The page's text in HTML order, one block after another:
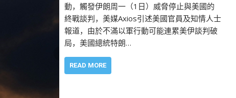
動，觸發伊朗周一（1日）威脅停止與美國的
終戰談判，美媒Axios引述美國官員及知情人士
報道，由於不滿以軍行動可能連累美伊談判破
局，美國總統特朗…
READ MORE